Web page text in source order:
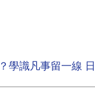
學識凡事留一線